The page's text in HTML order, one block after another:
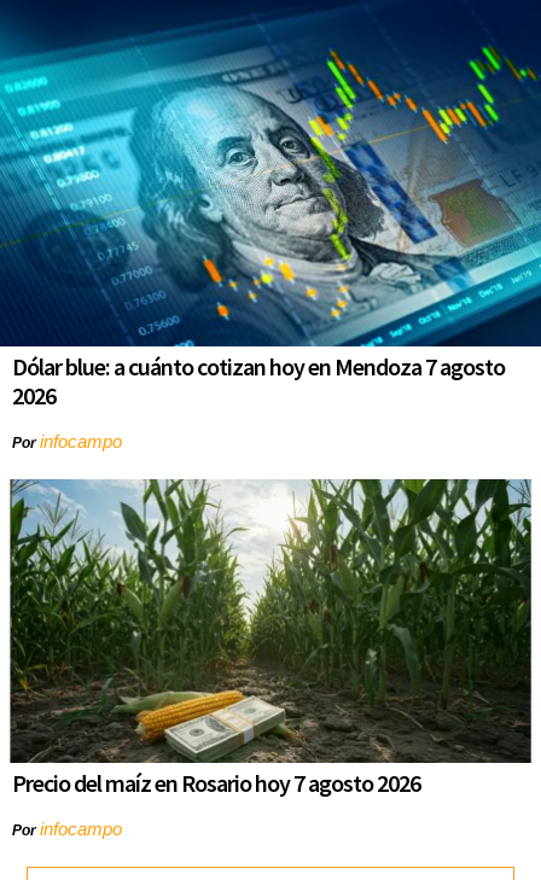
Dólar blue: a cuánto cotizan hoy en Mendoza 7 agosto
2026
Porinfocampo
Precio del maíz en Rosario hoy 7 agosto 2026
Porinfocampo